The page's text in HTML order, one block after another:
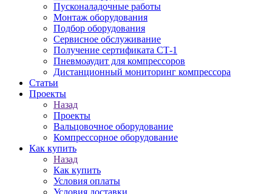
Пусконаладочные работы
Монтаж оборудования
Подбор оборудования
Сервисное обслуживание
Получение сертификата СТ-1
Пневмоаудит для компрессоров
Дистанционный мониторинг компрессора
Статьи
Проекты
Назад
Проекты
Вальцовочное оборудование
Компрессорное оборудование
Как купить
Назад
Как купить
Условия оплаты
Условия доставки